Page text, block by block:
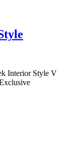
Interior Style V